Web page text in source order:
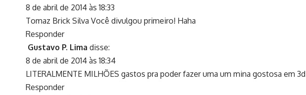
8 de abril de 2014 às 18:33
Tomaz Brick Silva Você divulgou primeiro! Haha
Responder
Gustavo P. Lima disse:
8 de abril de 2014 às 18:34
LITERALMENTE MILHÕES gastos pra poder fazer uma um mina gostosa em 3d
Responder